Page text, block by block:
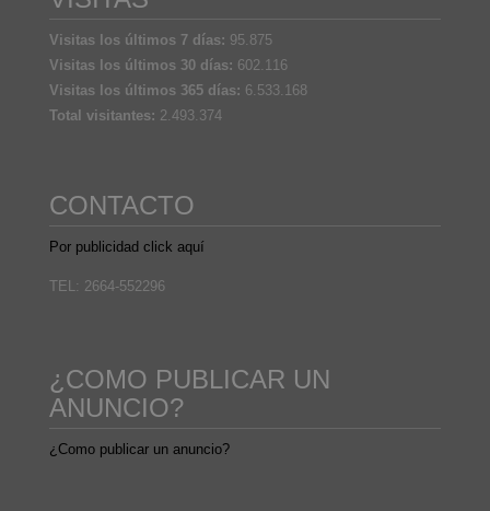
Visitas los últimos 7 días: 95.875
Visitas los últimos 30 días: 602.116
Visitas los últimos 365 días: 6.533.168
Total visitantes: 2.493.374
CONTACTO
Por publicidad click aquí
TEL: 2664-552296
¿COMO PUBLICAR UN
ANUNCIO?
¿Como publicar un anuncio?